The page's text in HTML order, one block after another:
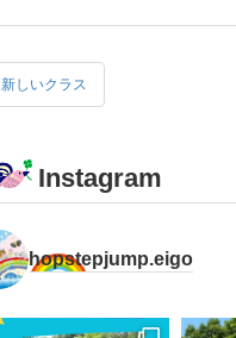
新しいクラス
Instagram
hopstepjump.eigo